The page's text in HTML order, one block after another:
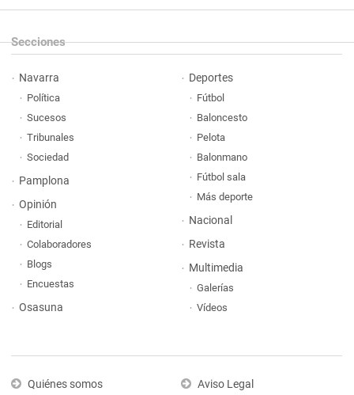
Secciones
Navarra
Política
Sucesos
Tribunales
Sociedad
Pamplona
Opinión
Editorial
Colaboradores
Blogs
Encuestas
Osasuna
Deportes
Fútbol
Baloncesto
Pelota
Balonmano
Fútbol sala
Más deporte
Nacional
Revista
Multimedia
Galerías
Vídeos
Quiénes somos Aviso Legal